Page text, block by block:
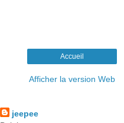
Accueil
Afficher la version Web
jeepee